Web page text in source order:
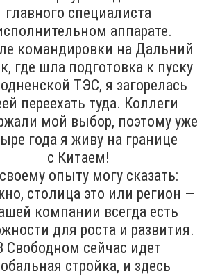
главного специалиста
аппарате.
командировки на Дальний
где шла подготовка к пуску
ТЭС, я загорелась
переехать туда. Коллеги
мой выбор, поэтому уже
года я живу на границе
с Китаем!
опыту могу сказать:
столица это или регион —
компании всегда есть
для роста и развития.
Свободном сейчас идет
стройка, и здесь